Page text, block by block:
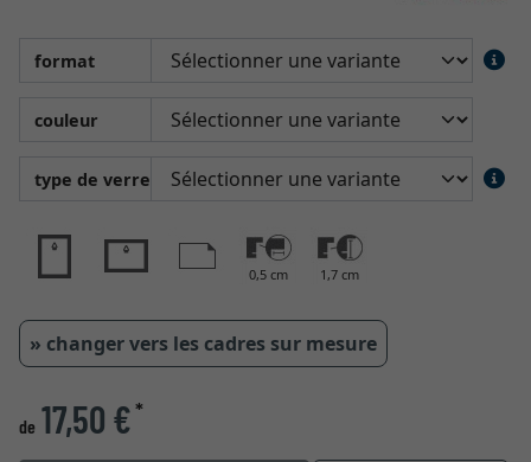
format
couleur
type de verre
0,5 cm 1,7 cm
» changer vers les cadres sur mesure
de 17,50 €*